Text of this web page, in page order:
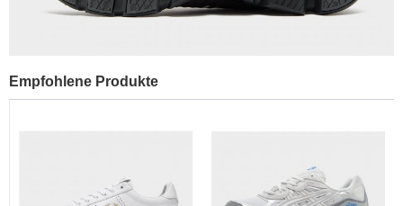
Empfohlene Produkte